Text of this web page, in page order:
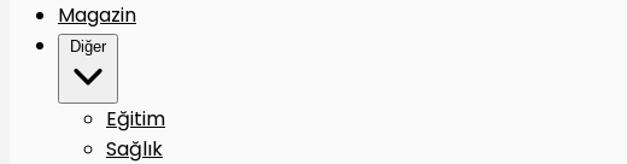
Magazin
Diğer
Eğitim
Sağlık